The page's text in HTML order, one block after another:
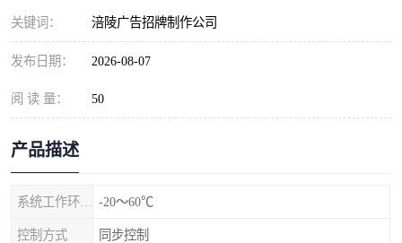
关键词： 涪陵广告招牌制作公司
发布日期： 2026-08-07
阅 读 量： 50
产品描述
-20～60℃
控制方式 同步控制